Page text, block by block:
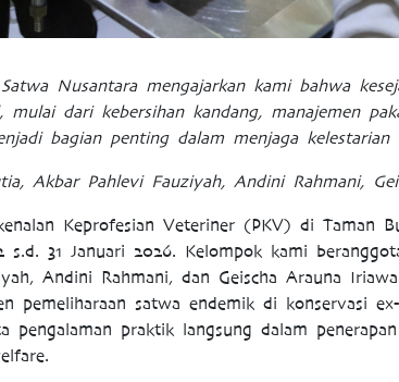
Nusantara mengajarkan kami bahwa
dari kebersihan kandang, manajemen
bagian penting dalam menjaga kelestarian
Akbar Pahlevi Fauziyah, Andini Rahmani,
Keprofesian Veteriner (PKV) di Taman
31 Januari 2026. Kelompok kami
Andini Rahmani, dan Geischa Arauna
pemeliharaan satwa endemik di konservasi
pengalaman praktik langsung dalam